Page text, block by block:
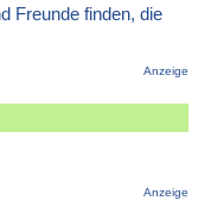
Freunde finden, die
Anzeige
Anzeige